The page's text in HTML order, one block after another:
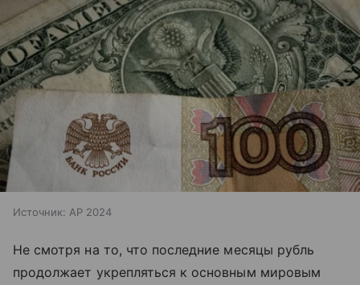
Источник: AP 2024
Не смотря на то, что последние месяцы рубль
продолжает укрепляться к основным мировым